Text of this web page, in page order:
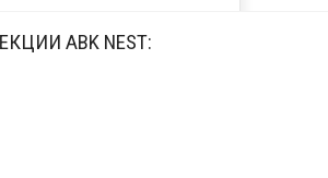
ABK NEST: